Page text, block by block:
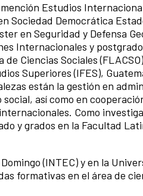
Estudios
Sociedad Democrática
en Seguridad y Defensa
Internacionales y
Ciencias Sociales
Superiores (IFES),
están la gestión en
así como en
Como
y grados en la Facultad
(INTEC) y en la
formativas en el área de